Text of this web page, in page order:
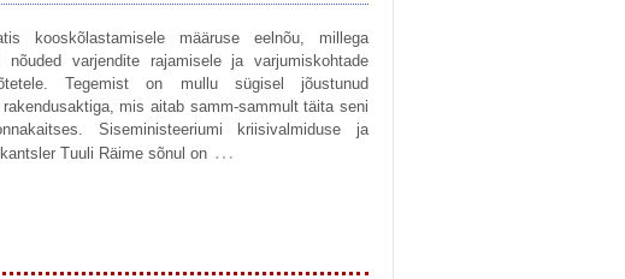
kooskõlastamisele määruse eelnõu, millega
nõuded varjendite rajamisele ja varjumiskohtade
Tegemist on mullu sügisel jõustunud
rakendusaktiga, mis aitab samm-sammult täita seni
Siseministeeriumi kriisivalmiduse ja
Tuuli Räime sõnul on …